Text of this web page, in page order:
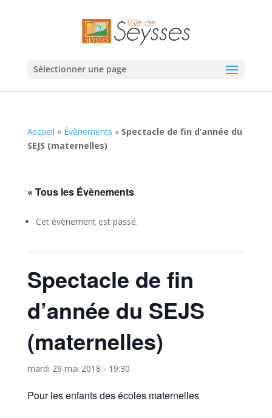
Sélectionner une page
Accueil » Évènements » Spectacle de fin d’année du
SEJS (maternelles)
« Tous les Évènements
Cet évènement est passé.
Spectacle de fin
d’année du SEJS
(maternelles)
mardi 29 mai 2018 - 19:30
Pour les enfants des écoles maternelles